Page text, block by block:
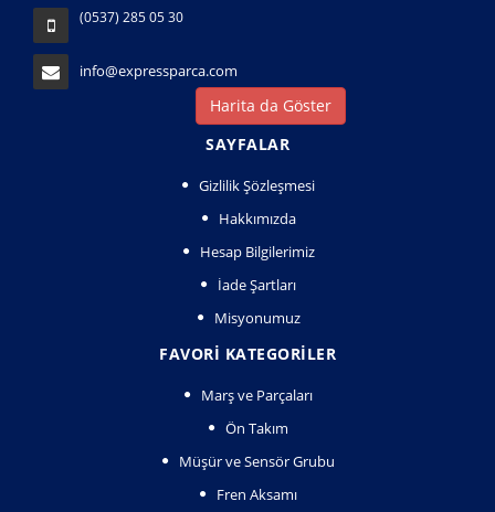
(0537) 285 05 30
info@expressparca.com
Harita da Göster
SAYFALAR
Gizlilik Şözleşmesi
Hakkımızda
Hesap Bilgilerimiz
İade Şartları
Misyonumuz
FAVORI KATEGORILER
Marş ve Parçaları
Ön Takım
Müşür ve Sensör Grubu
Fren Aksamı